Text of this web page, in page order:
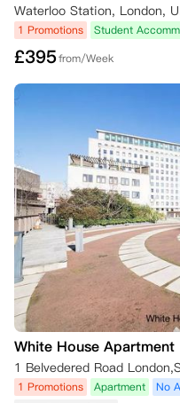
Waterloo Station, London,
1 Promotions Student
£395from/Week
White House Apartment
1 Belvedered Road
1 Promotions Apartment No